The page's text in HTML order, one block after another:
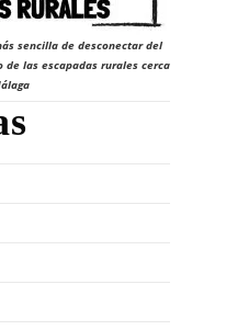
sencilla de desconectar del
las escapadas rurales cerca